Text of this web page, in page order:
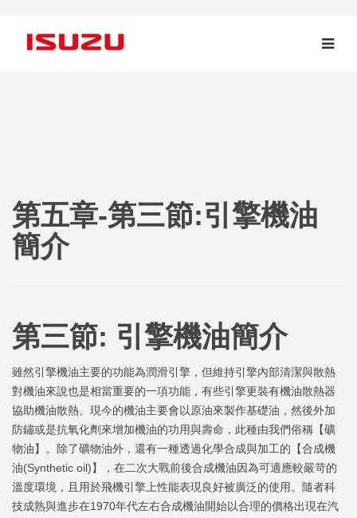
第五章-第三節:引擎機油
簡介
第三節: 引擎機油簡介
雖然引擎機油主要的功能為潤滑引擎，但維持引擎內部清潔與散熱
對機油來說也是相當重要的一項功能，有些引擎更裝有機油散熱器
協助機油散熱。現今的機油主要會以原油來製作基礎油，然後外加
防鏽或是抗氧化劑來增加機油的功用與壽命，此種由我們俗稱【礦
物油】。除了礦物油外，還有一種透過化學合成與加工的【合成機
油(Synthetic oil)】，在二次大戰前後合成機油因為可適應較嚴苛的
溫度環境，且用於飛機引擎上性能表現良好被廣泛的使用。隨者科
技成熟與進步在1970年代左右合成機油開始以合理的價格出現在汽